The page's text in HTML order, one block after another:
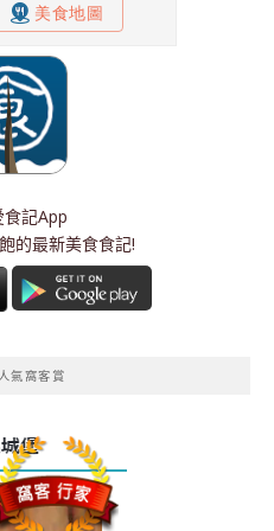
食記App
的最新美食食記!
氣窩客賞